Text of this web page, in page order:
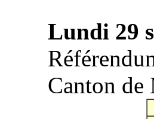
Lundi 29
Canton de